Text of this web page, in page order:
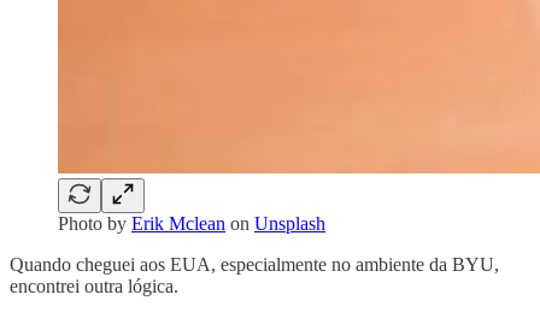
Photo by Erik Mclean on Unsplash
Quando cheguei aos EUA, especialmente no ambiente da BYU,
encontrei outra lógica.